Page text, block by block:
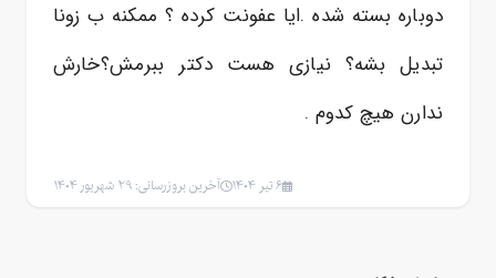
دوباره بسته شده .ایا عفونت کرده ؟ ممکنه ب زونا
تبدیل بشه؟ نیازی هست دکتر ببرمش؟خارش
ندارن هیچ کدوم .
6 تیر 1404 آخرین بروزرسانی: 29 شهریور 1404